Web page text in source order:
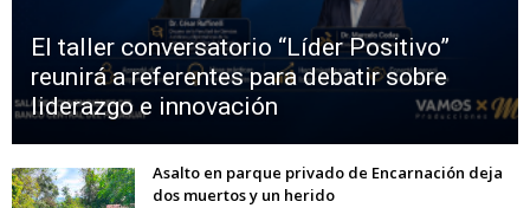
El taller conversatorio “Líder Positivo”
reunirá a referentes para debatir sobre
liderazgo e innovación
Asalto en parque privado de Encarnación deja
dos muertos y un herido